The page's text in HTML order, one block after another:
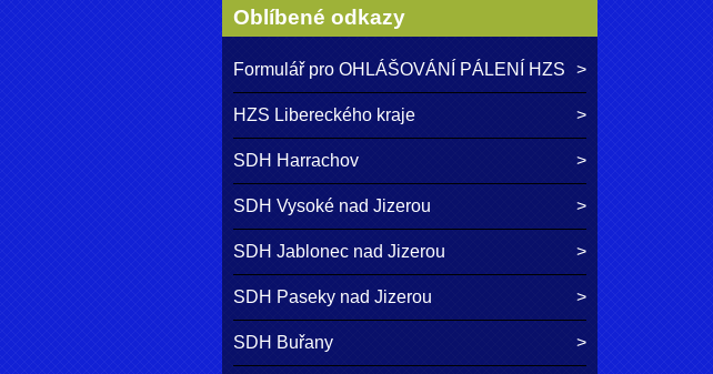
Oblíbené odkazy
Formulář pro OHLÁŠOVÁNÍ PÁLENÍ HZS
HZS Libereckého kraje
SDH Harrachov
SDH Vysoké nad Jizerou
SDH Jablonec nad Jizerou
SDH Paseky nad Jizerou
SDH Buřany